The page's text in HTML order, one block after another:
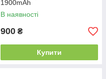
1900mAh
В наявності
900 ₴
Купити